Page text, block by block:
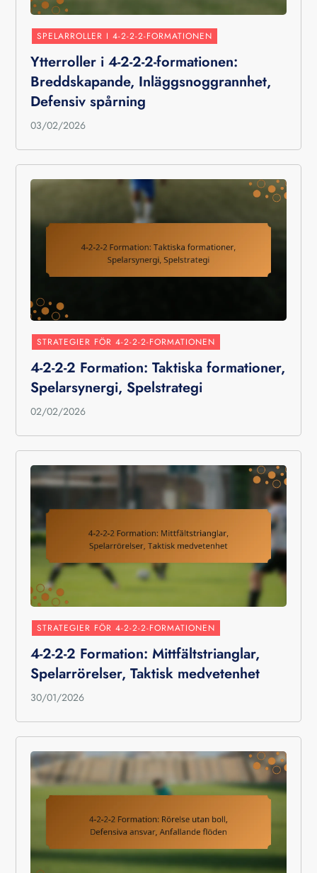
SPELARROLLER I 4-2-2-2-FORMATIONEN
Ytterroller i 4-2-2-2-formationen:
Breddskapande, Inläggsnoggrannhet,
Defensiv spårning
03/02/2026
STRATEGIER FÖR 4-2-2-2-FORMATIONEN
4-2-2-2 Formation: Taktiska formationer,
Spelarsynergi, Spelstrategi
02/02/2026
STRATEGIER FÖR 4-2-2-2-FORMATIONEN
4-2-2-2 Formation: Mittfältstrianglar,
Spelarrörelser, Taktisk medvetenhet
30/01/2026